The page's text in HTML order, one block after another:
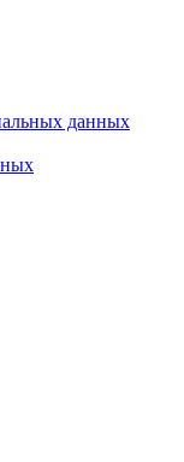
данных